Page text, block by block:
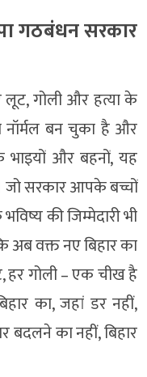
गठबंधन सरकार
लूट, गोली और हत्या के
नॉर्मल बन चुका है और
भाइयों और बहनों, यह
जो सरकार आपके बच्चों
की जिम्मेदारी भी
अब वक्त नए बिहार का
हर गोली – एक चीख है
का, जहां डर नहीं,
बदलने का नहीं, बिहार